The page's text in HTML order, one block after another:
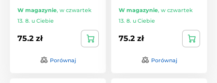
W magazynie, w czwartek
13. 8. u Ciebie
75.2 zł
Porównaj
W magazynie, w czwartek
13. 8. u Ciebie
75.2 zł
Porównaj